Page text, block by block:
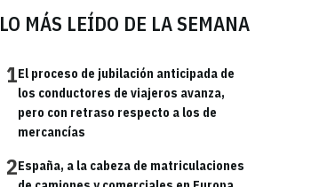
LO MÁS LEÍDO DE LA SEMANA
1El proceso de jubilación anticipada de
los conductores de viajeros avanza,
pero con retraso respecto a los de
mercancías
2España, a la cabeza de matriculaciones